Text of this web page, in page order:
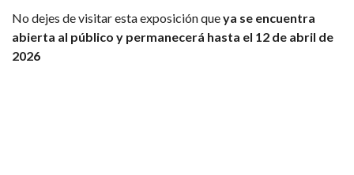
No dejes de visitar esta exposición queya se encuentra
abierta al público y permanecerá hasta el 12 de abril de
2026